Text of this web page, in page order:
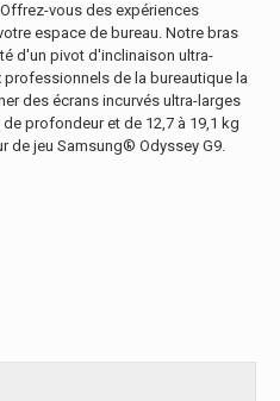
vous des expériences
espace de bureau. Notre bras
d'un pivot d'inclinaison ultra-
de la bureautique la
des écrans incurvés ultra-larges
profondeur et de 12,7 à 19,1 kg
de jeu Samsung® Odyssey G9.